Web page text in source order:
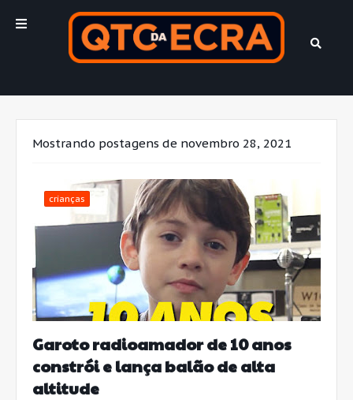
Mostrando postagens de novembro 28, 2021
crianças
Garoto radioamador de 10 anos
constrói e lança balão de alta
altitude